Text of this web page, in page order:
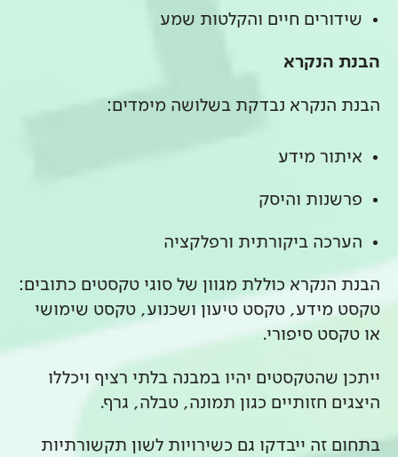
שידורים חיים והקלטות שמע
הבנת הנקרא
הבנת הנקרא נבדקת בשלושה מימדים:
איתור מידע
פרשנות והיסק
הערכה ביקורתית ורפלקציה
הבנת הנקרא כוללת מגוון של סוגי טקסטים כתובים:
טקסט מידע, טקסט טיעון ושכנוע, טקסט שימושי
או טקסט סיפורי.
ייתכן שהטקסטים יהיו במבנה בלתי רציף ויכללו
היצגים חזותיים כגון תמונה, טבלה, גרף.
בתחום זה ייבדקו גם כשירויות לשון תקשורתיות